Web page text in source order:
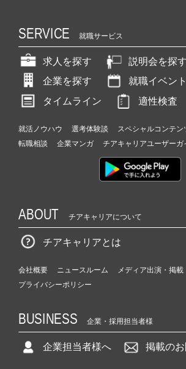
SERVICE 就職サービス
求人を探す
説明会を探す
企業を探す
就職イベン
タイムライン
適性検査
就活ノウハウ 選考体験談 スペシャルコンテン
転職相談
企業マンガ チアキャリアユーザーガ
ABOUT チアキャリアについて
チアキャリアとは
会社概要 ニュースルーム
メディア出演・掲載
プライバシーポリシー
BUSINESS 企業・採用担当者様
企業担当者様へ 掲載の